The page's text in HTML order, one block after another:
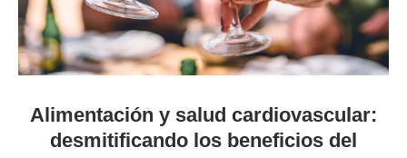
Alimentación y salud cardiovascular:
desmitificando los beneficios del